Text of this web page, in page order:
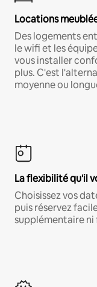
Locations
Des logements
le wifi et les
vous installer
plus. C'est
moyenne ou
La flexibilité qu'il
Choisissez vos
puis réservez
supplémentaire